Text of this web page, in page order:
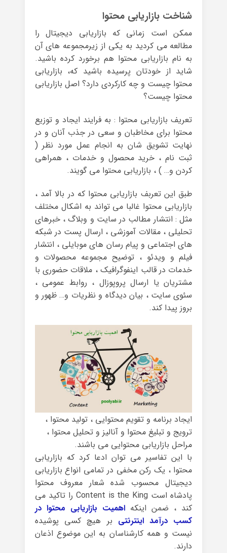
شناخت بازاریابی محتوا
ممکن است زمانی که بازاریابی دیجیتال را
مطالعه می کردید به یکی از زیرمجموعه های آن
به نام بازاریابی محتوا هم برخورد کرده باشید.
شاید از خودتان پرسیده باشید که، بازاریابی
محتوا چیست و چه کارکردی دارد؟ اصل بازاریابی
محتوا چیست؟
تعریف بازاریابی محتوا : به فرایند ایجاد و توزیع
محتوا برای مخاطبان و سعی در جذب آنان و در
نهایت تشویق شان به انجام عمل مورد نظر (
ثبت نام ، خرید محصول و خدمات ، همراهی
کردن و… ) ، بازاریابی محتوا می گویند.
طبق این تعربف بازاریابی محتوا که در بالا آمد ،
بازاریابی محتوا غالبا می تواند به اشکال مختلف
مثل : انتشار مطالب در سایت و وبلاگ ، خبرهای
تحلیلی ، مقالات آموزشی ، ارسال پست در شبکه
های اجتماعی و پیام رسان های موبایلی ، انتشار
فیلم و ویدئو ، توضیح مجموعه محصولات و
خدمات در قالب اینفوگرافیک ، ملاقات حضوری با
مشتریان یا ارسال پروپوزال ، روابط عمومی ،
سئوی سایت ، بیان دیدگاه و نظریات و… ظهور و
بروز پیدا کند.
ایجاد برنامه و تقویم محتوایی ، تولید محتوا ،
ترویج و تبلیغ محتوا و آنالیز و تحلیل محتوا ،
مراحل بازاریابی محتوایی می باشند.
با این تفاسیر می توان ادعا کرد که بازاریابی
محتوا ، یک رکن مخفی در تمامی انواع بازاریابی
دیجیتال محسوب شده شعار معروف محتوا
پادشاه است Content is the King را تاکید می
کند ، ضمن اینکهاهمیت بازاریابی محتوا در
کسب درآمد اینترنتی بر هیچ کسی پوشیده
نیست و همه کارشناسان به این موضوع اذعان
دارند.